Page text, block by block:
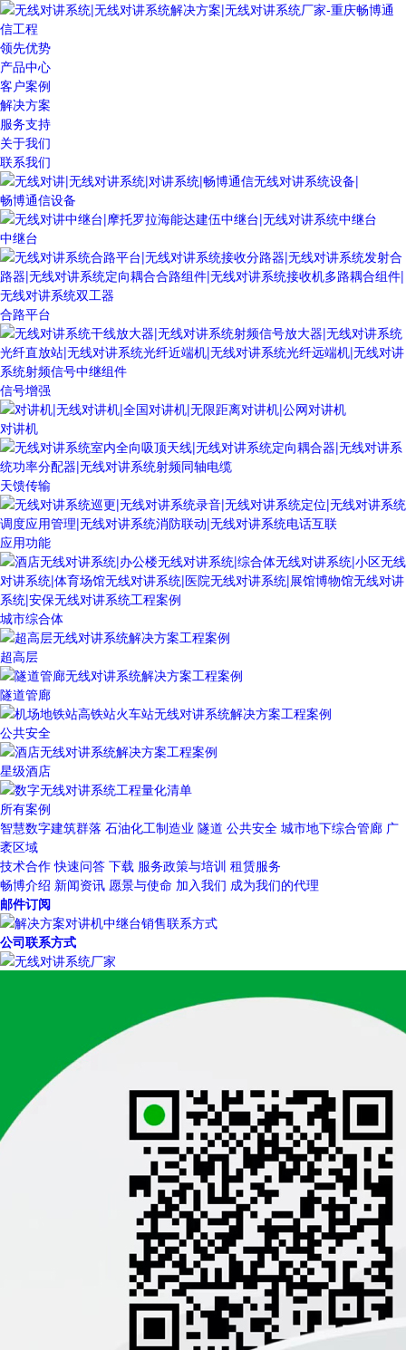
领先优势
产品中心
客户案例
解决方案
服务支持
关于我们
联系我们
畅博通信设备
中继台
合路平台
信号增强
对讲机
天馈传输
应用功能
城市综合体
超高层
隧道管廊
公共安全
星级酒店
所有案例
智慧数字建筑群落 石油化工制造业 隧道 公共安全 城市地下综合管廊 广
袤区域
技术合作 快速问答 下载 服务政策与培训 租赁服务
畅博介绍 新闻资讯 愿景与使命 加入我们 成为我们的代理
邮件订阅
公司联系方式